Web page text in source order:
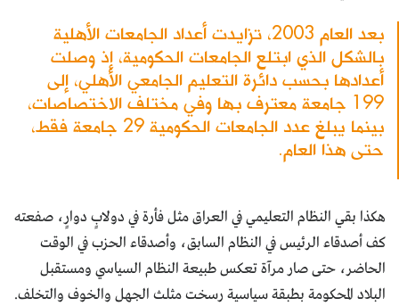
بعد العام 2003، تزايدت أعداد الجامعات الأهلية
بالشكل الذي ابتلع الجامعات الحكومية، إذ وصلت
أعدادها بحسب دائرة التعليم الجامعي الأهلي، إلى
199 جامعة معترف بها وفي مختلف الاختصاصات،
بينما يبلغ عدد الجامعات الحكومية 29 جامعة فقط،
حتى هذا العام.
هكذا بقي النظام التعليمي في العراق مثل فأرة في دولابٍ دوارٍ، صفعته
كف أصدقاء الرئيس في النظام السابق، وأصدقاء الحزب في الوقت
الحاضر، حتى صار مرآة تعكس طبيعة النظام السياسي ومستقبل
البلاد المحكومة بطبقة سياسية رسخت مثلث الجهل والخوف والتخلف.